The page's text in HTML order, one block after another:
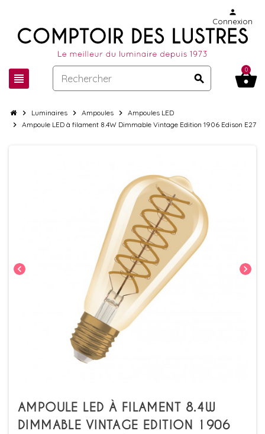
view_headline search
person
Connexion
shopping_basket
0
chevron_right Luminaires chevron_right Ampoules chevron_right Ampoules LED
chevron_right Ampoule LED à filament 8.4W Dimmable Vintage Edition 1906 Edison E27
chevron_left chevron_right
AMPOULE LED À FILAMENT 8.4W
DIMMABLE VINTAGE EDITION 1906